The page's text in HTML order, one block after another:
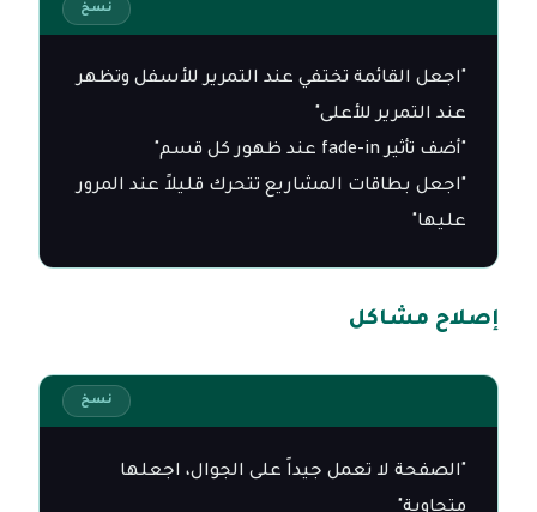
نسخ
"اجعل القائمة تختفي عند التمرير للأسفل وتظهر
"اجعل بطاقات المشاريع تتحرك قليلاً عند المرور
عليها"
إصلاح مشاكل
نسخ